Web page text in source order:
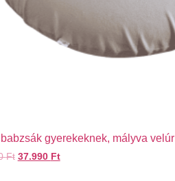
gyerekeknek, mályva velúr
Ft 37.990 Ft